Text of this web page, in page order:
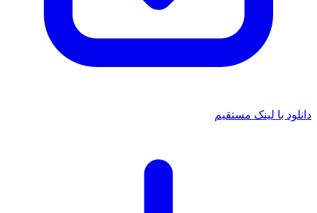
با لینک مستقیم